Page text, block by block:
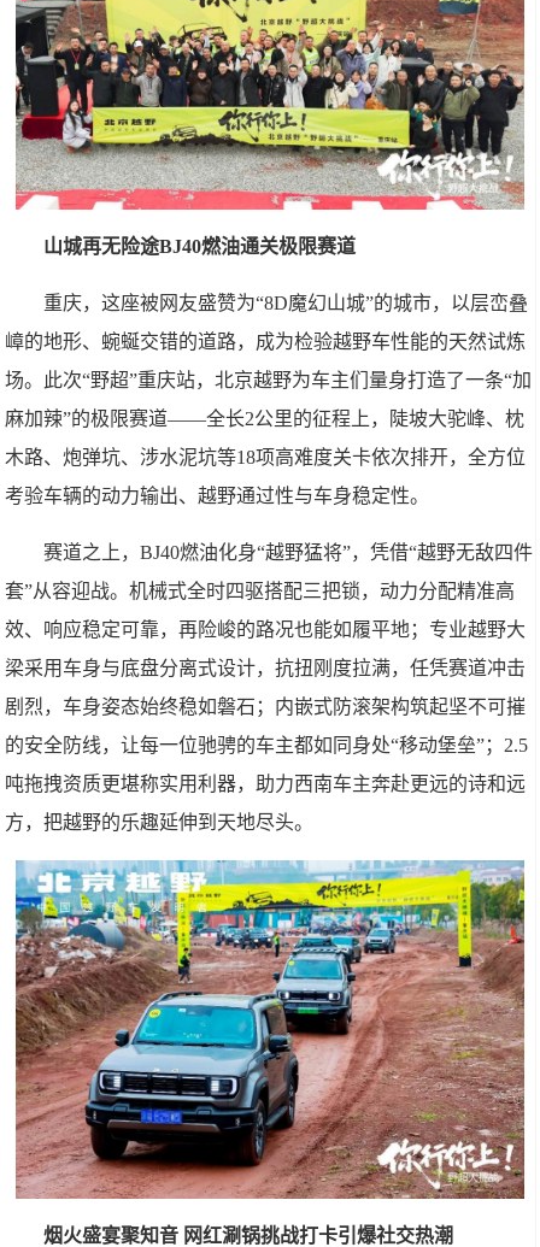
山城再无险途BJ40燃油通关极限赛道
重庆，这座被网友盛赞为“8D魔幻山城”的城市，以层峦叠
嶂的地形、蜿蜒交错的道路，成为检验越野车性能的天然试炼
场。此次“野超”重庆站，北京越野为车主们量身打造了一条“加
麻加辣”的极限赛道——全长2公里的征程上，陡坡大驼峰、枕
木路、炮弹坑、涉水泥坑等18项高难度关卡依次排开，全方位
考验车辆的动力输出、越野通过性与车身稳定性。
赛道之上，BJ40燃油化身“越野猛将”，凭借“越野无敌四件
套”从容迎战。机械式全时四驱搭配三把锁，动力分配精准高
效、响应稳定可靠，再险峻的路况也能如履平地；专业越野大
梁采用车身与底盘分离式设计，抗扭刚度拉满，任凭赛道冲击
剧烈，车身姿态始终稳如磐石；内嵌式防滚架构筑起坚不可摧
的安全防线，让每一位驰骋的车主都如同身处“移动堡垒”；2.5
吨拖拽资质更堪称实用利器，助力西南车主奔赴更远的诗和远
方，把越野的乐趣延伸到天地尽头。
烟火盛宴聚知音 网红涮锅挑战打卡引爆社交热潮